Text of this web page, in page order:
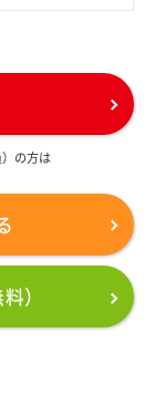
の方は
）